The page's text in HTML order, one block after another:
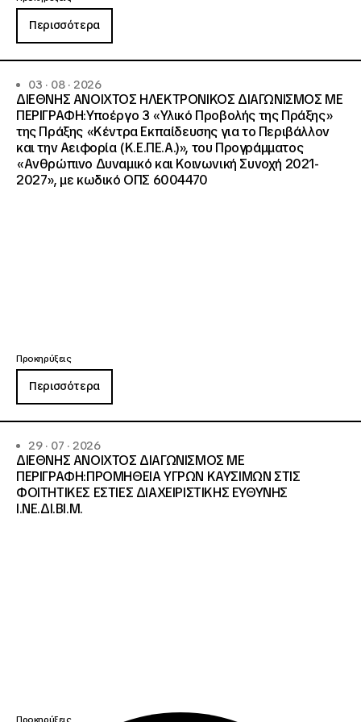
Περισσότερα
03 · 08 · 2026
ΔΙΕΘΝΗΣ ΑΝΟΙΧΤΟΣ ΗΛΕΚΤΡΟΝΙΚΟΣ ΔΙΑΓΩΝΙΣΜΟΣ ΜΕ
ΠΕΡΙΓΡΑΦΗ:Υποέργο 3 «Υλικό Προβολής της Πράξης»
της Πράξης «Κέντρα Εκπαίδευσης για το Περιβάλλον
και την Αειφορία (Κ.Ε.ΠΕ.Α.)», του Προγράμματος
«Ανθρώπινο Δυναμικό και Κοινωνική Συνοχή 2021-
2027», με κωδικό ΟΠΣ 6004470
Προκηρύξεις
Περισσότερα
29 · 07 · 2026
ΔΙΕΘΝΗΣ ΑΝΟΙΧΤΟΣ ΔΙΑΓΩΝΙΣΜΟΣ ΜΕ
ΠΕΡΙΓΡΑΦΗ:ΠΡΟΜΗΘΕΙΑ ΥΓΡΩΝ ΚΑΥΣΙΜΩΝ ΣΤΙΣ
ΦΟΙΤΗΤΙΚΕΣ ΕΣΤΙΕΣ ΔΙΑΧΕΙΡΙΣΤΙΚΗΣ ΕΥΘΥΝΗΣ
Ι.ΝΕ.ΔΙ.ΒΙ.Μ.
Προκηρύξεις